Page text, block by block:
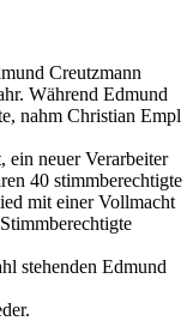
Creutzmann
Während Edmund
nahm Christian Empl
ein neuer Verarbeiter
40 stimmberechtigte
mit einer Vollmacht
stehenden Edmund